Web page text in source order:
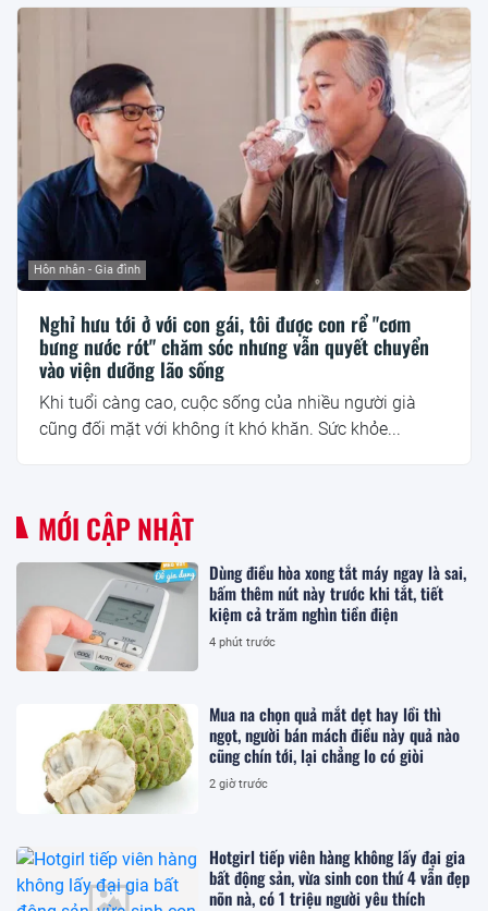
Hôn nhân - Gia đình
Nghỉ hưu tới ở với con gái, tôi được con rể "cơm
bưng nước rót" chăm sóc nhưng vẫn quyết chuyển
vào viện dưỡng lão sống
Khi tuổi càng cao, cuộc sống của nhiều người già
cũng đối mặt với không ít khó khăn. Sức khỏe...
MỚI CẬP NHẬT
Dùng điều hòa xong tắt máy ngay là sai,
bấm thêm nút này trước khi tắt, tiết
kiệm cả trăm nghìn tiền điện
4 phút trước
Mua na chọn quả mắt dẹt hay lồi thì
ngọt, người bán mách điều này quả nào
cũng chín tới, lại chẳng lo có giòi
2 giờ trước
Hotgirl tiếp viên hàng không lấy đại gia
bất động sản, vừa sinh con thứ 4 vẫn đẹp
nõn nà, có 1 triệu người yêu thích